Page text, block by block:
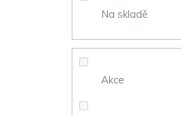
Na skladě
Akce